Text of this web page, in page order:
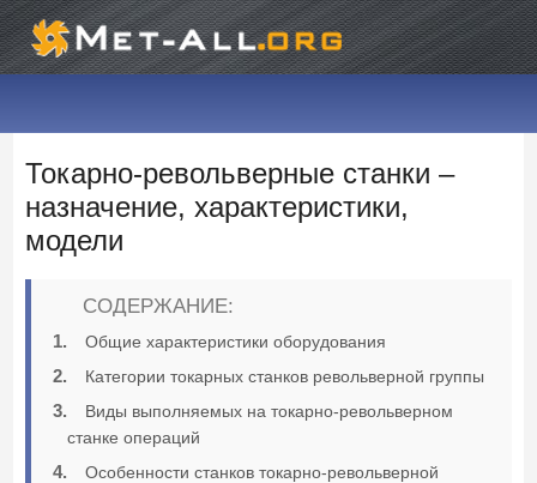
Токарно-револьверные станки –
назначение, характеристики,
модели
СОДЕРЖАНИЕ:
Общие характеристики оборудования
Категории токарных станков револьверной группы
Виды выполняемых на токарно-револьверном
станке операций
Особенности станков токарно-револьверной